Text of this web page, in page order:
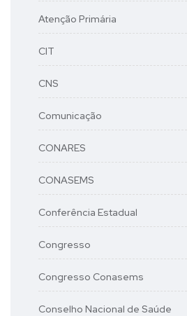
Atenção Primária
CIT
CNS
Comunicação
CONARES
CONASEMS
Conferência Estadual
Congresso
Congresso Conasems
Conselho Nacional de Saúde